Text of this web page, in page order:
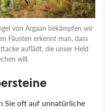
von Argaan bekämpfen wir
Fäusten erkennt man, dass
auflädt, die unser Held
will.
Sie oft auf unnatürliche